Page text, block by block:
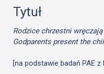
Tytuł
Rodzice chrzestni
Godparents present the
[na podstawie badań PAE z